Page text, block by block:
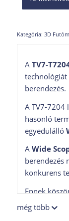
Kategória: 3D
A TV7-
berendezés.
A TV7-7204
hasonló
egyedülálló
A Wide
berendezés
konkurens
Ennek
telepítési
bármilyen
még több